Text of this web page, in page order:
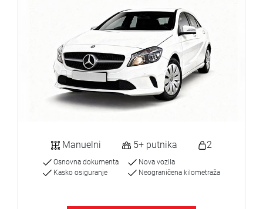
Manuelni 5+ putnika 2
Osnovna dokumenta
Kasko osiguranje
Nova vozila
Neograničena kilometraža